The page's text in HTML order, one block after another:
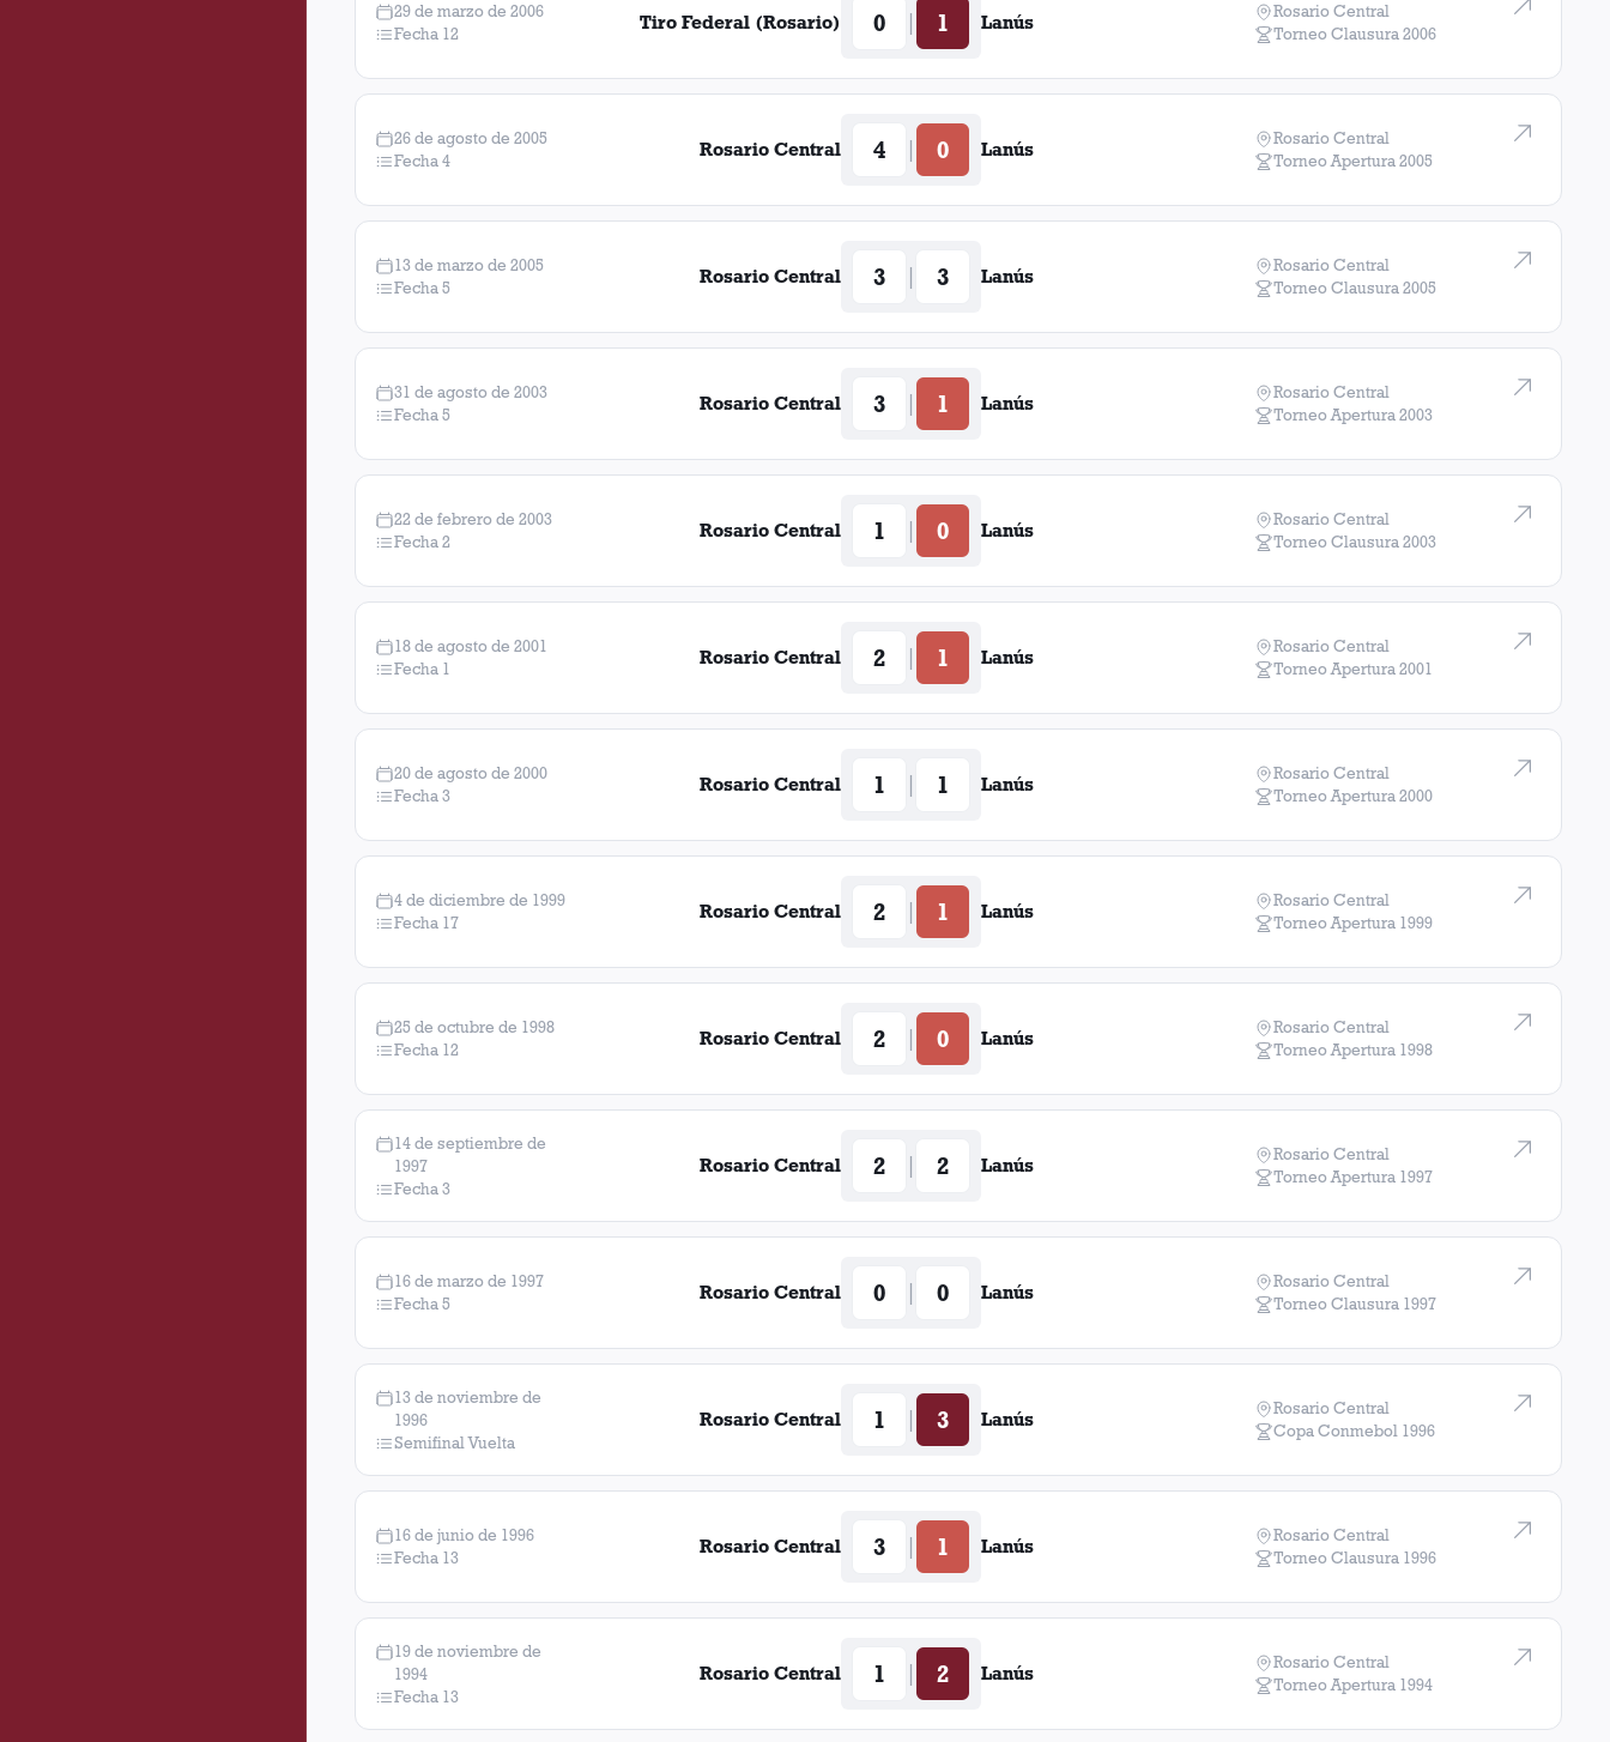
29 de marzo de 2006
Fecha 12
Tiro Federal (Rosario) 0 1 Lanús
Rosario Central
Torneo Clausura 2006
26 de agosto de 2005
Fecha 4
Rosario Central 4 0 Lanús
Rosario Central
Torneo Apertura 2005
13 de marzo de 2005
Fecha 5
Rosario Central 3 3 Lanús
Rosario Central
Torneo Clausura 2005
31 de agosto de 2003
Fecha 5
Rosario Central 3 1 Lanús
Rosario Central
Torneo Apertura 2003
22 de febrero de 2003
Fecha 2
Rosario Central 1 0 Lanús
Rosario Central
Torneo Clausura 2003
18 de agosto de 2001
Fecha 1
Rosario Central 2 1 Lanús
Rosario Central
Torneo Apertura 2001
20 de agosto de 2000
Fecha 3
Rosario Central 1 1 Lanús
Rosario Central
Torneo Apertura 2000
4 de diciembre de 1999
Fecha 17
Rosario Central 2 1 Lanús
Rosario Central
Torneo Apertura 1999
25 de octubre de 1998
Fecha 12
Rosario Central 2 0 Lanús
Rosario Central
Torneo Apertura 1998
14 de septiembre de
1997
Fecha 3
Rosario Central 2 2 Lanús
Rosario Central
Torneo Apertura 1997
16 de marzo de 1997
Fecha 5
Rosario Central 0 0 Lanús
Rosario Central
Torneo Clausura 1997
13 de noviembre de
1996
Semifinal Vuelta
Rosario Central 1 3 Lanús
Rosario Central
Copa Conmebol 1996
16 de junio de 1996
Fecha 13
Rosario Central 3 1 Lanús
Rosario Central
Torneo Clausura 1996
19 de noviembre de
1994
Fecha 13
Rosario Central 1 2 Lanús
Rosario Central
Torneo Apertura 1994